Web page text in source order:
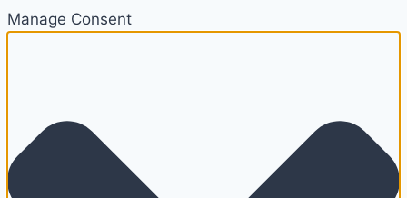
Manage Consent